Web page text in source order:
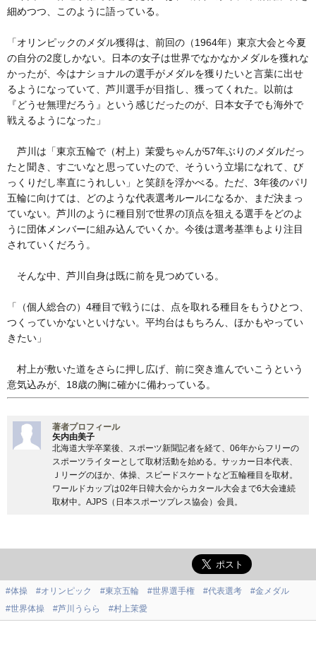
細めつつ、このように語っている。
「オリンピックのメダル獲得は、前回の（1964年）東京大会と今夏
の自分の2度しかない。日本の女子は世界でなかなかメダルを獲れな
かったが、今はナショナルの選手がメダルを獲りたいと言葉に出せ
るようになっていて、芦川選手が目指し、獲ってくれた。以前は
『どうせ無理だろう』という感じだったのが、日本女子でも海外で
戦えるようになった」
芦川は「東京五輪で（村上）茉愛ちゃんが57年ぶりのメダルだっ
たと聞き、すごいなと思っていたので、そういう立場になれて、び
っくりだし率直にうれしい」と笑顔を浮かべる。ただ、3年後のパリ
五輪に向けては、どのような代表選考ルールになるか、まだ決まっ
ていない。芦川のように種目別で世界の頂点を狙える選手をどのよ
うに団体メンバーに組み込んでいくか。今後は選考基準もより注目
されていくだろう。
そんな中、芦川自身は既に前を見つめている。
「（個人総合の）4種目で戦うには、点を取れる種目をもうひとつ、
つくっていかないといけない。平均台はもちろん、ほかもやってい
きたい」
村上が敷いた道をさらに押し広げ、前に突き進んでいこうという
意気込みが、18歳の胸に確かに備わっている。
著者プロフィール
矢内由美子
北海道大学卒業後、スポーツ新聞記者を経て、06年からフリーの
スポーツライターとして取材活動を始める。サッカー日本代表、
Ｊリーグのほか、体操、スピードスケートなど五輪種目を取材。
ワールドカップは02年日韓大会からカタール大会まで6大会連続
取材中。AJPS（日本スポーツプレス協会）会員。
#体操 #オリンピック #東京五輪 #世界選手権 #代表選考
#金メダル
#世界体操
#芦川うらら #村上茉愛